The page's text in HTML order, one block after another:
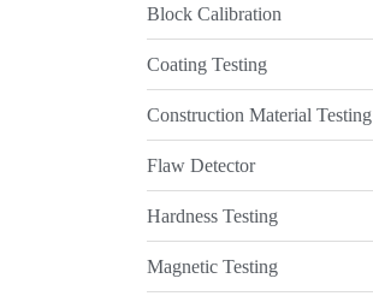
Block Calibration
Coating Testing
Construction Material Testing
Flaw Detector
Hardness Testing
Magnetic Testing